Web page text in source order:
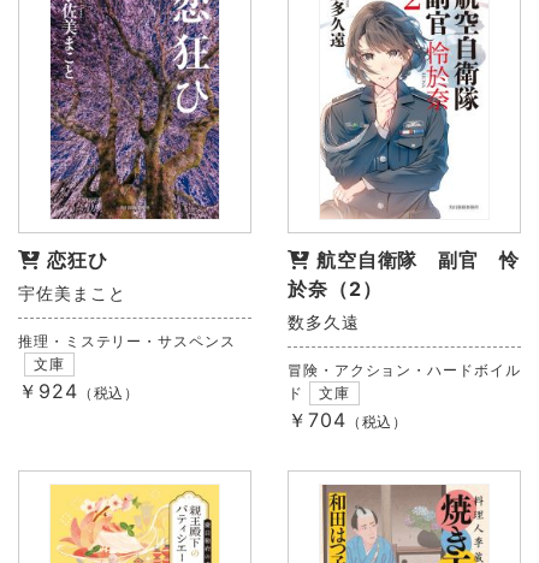
恋狂ひ
宇佐美まこと
推理・ミステリー・サスペンス
文庫
￥924 （税込）
航空自衛隊 副官 怜
於奈（2）
数多久遠
冒険・アクション・ハードボイル
ド
文庫
￥704 （税込）